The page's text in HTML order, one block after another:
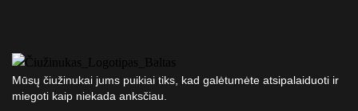
Mūsų čiužinukai jums puikiai tiks, kad galėtumėte atsipalaiduoti ir
miegoti kaip niekada anksčiau.